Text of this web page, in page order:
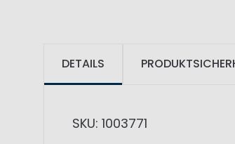
DETAILS
SKU: 1003771